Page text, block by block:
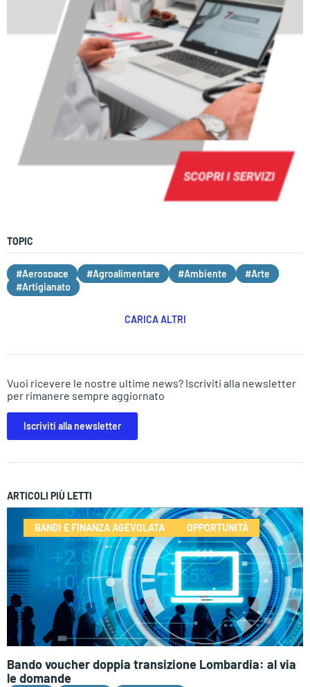
TOPIC
#Aerospace #Agroalimentare #Ambiente
#Arte
#Artigianato
CARICA ALTRI
Vuoi ricevere le nostre ultime news? Iscriviti alla newsletter
per rimanere sempre aggiornato
Iscriviti alla newsletter
ARTICOLI PIÙ LETTI
BANDI E FINANZA AGEVOLATA OPPORTUNITÀ
Bando voucher doppia transizione Lombardia: al via
le domande